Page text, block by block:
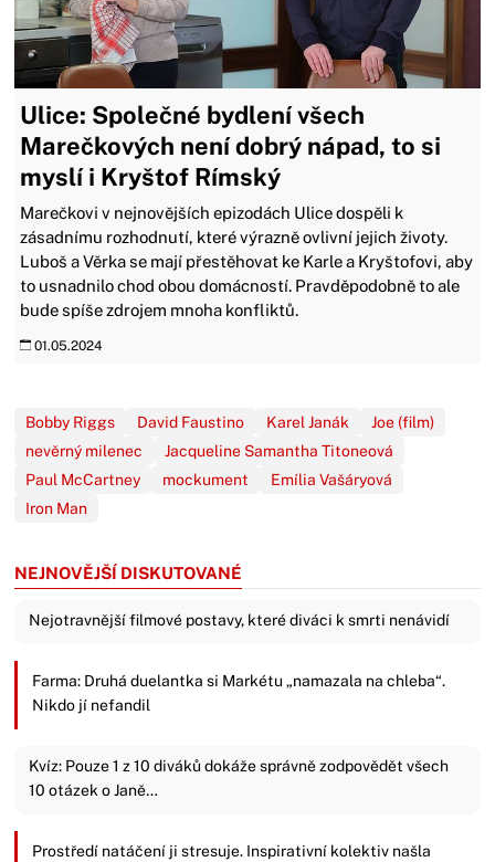
Ulice: Společné bydlení všech
Marečkových není dobrý nápad, to si
myslí i Kryštof Rímský
Marečkovi v nejnovějších epizodách Ulice dospěli k
zásadnímu rozhodnutí, které výrazně ovlivní jejich životy.
Luboš a Věrka se mají přestěhovat ke Karle a Kryštofovi, aby
to usnadnilo chod obou domácností. Pravděpodobně to ale
bude spíše zdrojem mnoha konfliktů.
01.05.2024
Bobby Riggs David Faustino Karel Janák
Joe (film)
nevěrný milenec
Jacqueline Samantha Titoneová
Paul McCartney
mockument
Emília Vašáryová
Iron Man
NEJNOVĚJŠÍ DISKUTOVANÉ
Nejotravnější filmové postavy, které diváci k smrti nenávidí
Farma: Druhá duelantka si Markétu „namazala na chleba“.
Nikdo jí nefandil
Kvíz: Pouze 1 z 10 diváků dokáže správně zodpovědět všech
10 otázek o Janě…
Prostředí natáčení ji stresuje. Inspirativní kolektiv našla